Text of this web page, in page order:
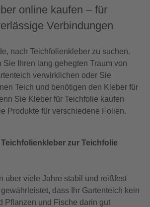
online kaufen – für
Verbindungen
nach Teichfolienkleber zu suchen.
Sie Ihren lang gehegten Traum von
verwirklichen oder Sie
Teich und benötigen den Kleber für
Sie Kleber für Teichfolie kaufen
Produkte für verschiedene Folien.
zur Teichfolie
über viele Jahre stabil und reißfest
dass Ihr Gartenteich kein
Pflanzen und Fische darin gut